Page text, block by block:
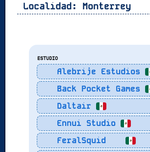
Localidad: Monterrey
ESTUDIO
Alebrije Estudios
Back Pocket Games
Daltair
Ennui Studio
FeralSquid